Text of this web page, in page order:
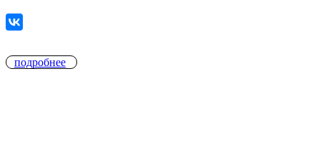
подробнее